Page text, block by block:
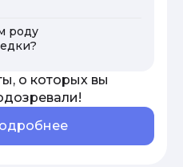
роду
о которых вы